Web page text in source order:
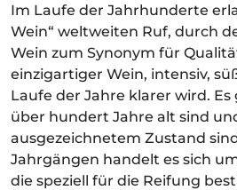
Im Laufe der Jahrhunderte
Wein“ weltweiten Ruf, durch
Wein zum Synonym für
einzigartiger Wein, intensiv,
Laufe der Jahre klarer wird. Es
über hundert Jahre alt sind
ausgezeichnetem Zustand
Jahrgängen handelt es sich
die speziell für die Reifung